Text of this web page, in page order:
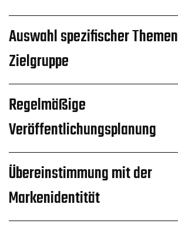
Auswahl spezifischer
Zielgruppe
Regelmäßige
Veröffentlichungsplanung
Übereinstimmung mit der
Markenidentität